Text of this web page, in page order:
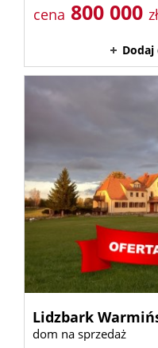
cena 800 000 zł
Lidzbark
dom na sprzedaż